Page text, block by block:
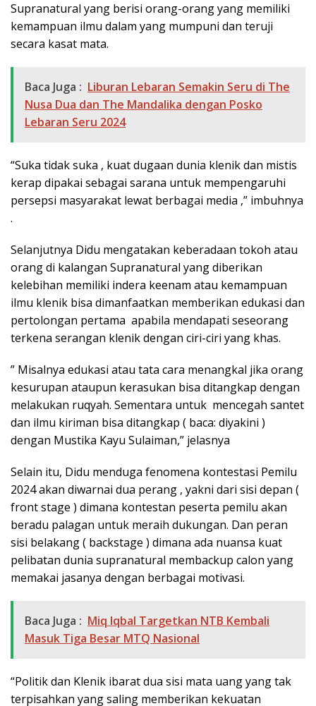
Supranatural yang berisi orang-orang yang memiliki
kemampuan ilmu dalam yang mumpuni dan teruji
secara kasat mata.
Baca Juga : Liburan Lebaran Semakin Seru di The
Nusa Dua dan The Mandalika dengan Posko
Lebaran Seru 2024
“Suka tidak suka , kuat dugaan dunia klenik dan mistis
kerap dipakai sebagai sarana untuk mempengaruhi
persepsi masyarakat lewat berbagai media ,” imbuhnya
.
Selanjutnya Didu mengatakan keberadaan tokoh atau
orang di kalangan Supranatural yang diberikan
kelebihan memiliki indera keenam atau kemampuan
ilmu klenik bisa dimanfaatkan memberikan edukasi dan
pertolongan pertama apabila mendapati seseorang
terkena serangan klenik dengan ciri-ciri yang khas.
” Misalnya edukasi atau tata cara menangkal jika orang
kesurupan ataupun kerasukan bisa ditangkap dengan
melakukan ruqyah. Sementara untuk mencegah santet
dan ilmu kiriman bisa ditangkap ( baca: diyakini )
dengan Mustika Kayu Sulaiman,” jelasnya
Selain itu, Didu menduga fenomena kontestasi Pemilu
2024 akan diwarnai dua perang , yakni dari sisi depan (
front stage ) dimana kontestan peserta pemilu akan
beradu palagan untuk meraih dukungan. Dan peran
sisi belakang ( backstage ) dimana ada nuansa kuat
pelibatan dunia supranatural membackup calon yang
memakai jasanya dengan berbagai motivasi.
Baca Juga : Miq Iqbal Targetkan NTB Kembali
Masuk Tiga Besar MTQ Nasional
“Politik dan Klenik ibarat dua sisi mata uang yang tak
terpisahkan yang saling memberikan kekuatan